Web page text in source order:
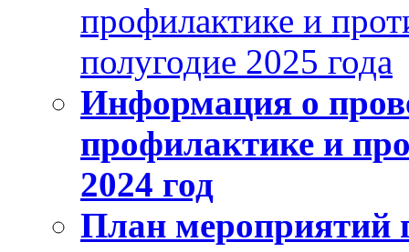
профилактике и
полугодие 2025 года
Информация о
профилактике и
2024 год
План мероприятий